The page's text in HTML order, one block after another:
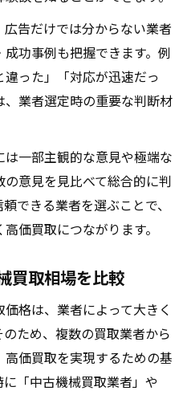
告だけでは分からない業者
功事例も把握できます。例
った」「対応が迅速だっ
業者選定時の重要な判断材
一部主観的な意見や極端な
意見を見比べて総合的に判
できる業者を選ぶことで、
価買取につながります。
買取相場を比較
格は、業者によって大きく
ため、複数の買取業者から
価買取を実現するための基
「中古機械買取業者」や